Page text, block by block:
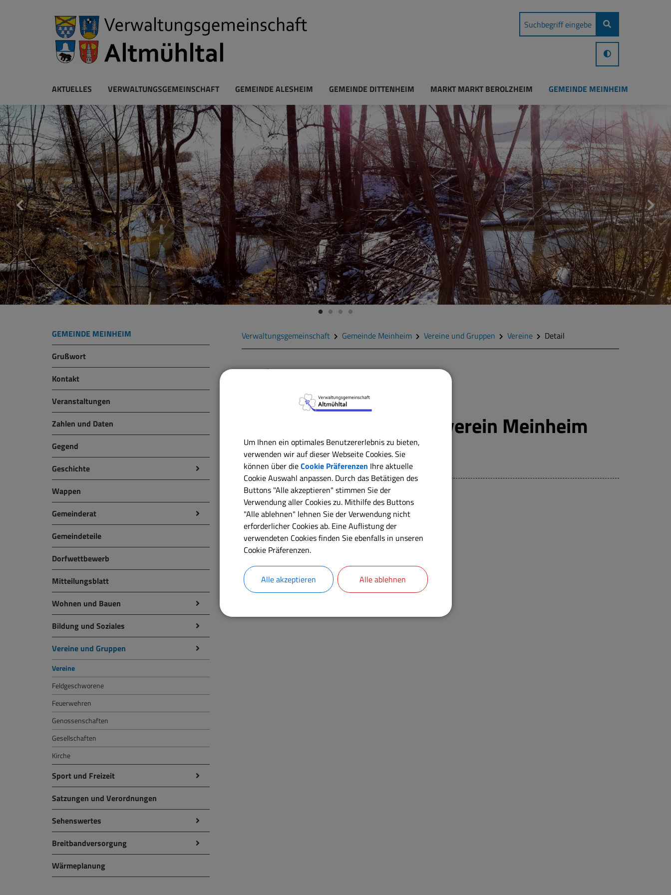
AKTUELLES VERWALTUNGSGEMEINSCHAFT GEMEINDE ALESHEIM GEMEINDE DITTENHEIM MARKT MARKT BEROLZHEIM GEMEINDE MEINHEIM
GEMEINDE MEINHEIM
Grußwort
Kontakt
Veranstaltungen
Zahlen und Daten
Gegend
Geschichte
Wappen
Gemeinderat
Gemeindeteile
Dorfwettbewerb
Mitteilungsblatt
Wohnen und Bauen
Bildung und Soziales
Vereine und Gruppen
Vereine
Feldgeschworene
Feuerwehren
Genossenschaften
Gesellschaften
Kirche
Sport und Freizeit
Satzungen und Verordnungen
Sehenswertes
Breitbandversorgung
Wärmeplanung
Verwaltungsgemeinschaft Gemeinde Meinheim Vereine und Gruppen Vereine Detail
MEINHEIM
Gartenbau- und Heimatverein Meinheim
Kontakt:
FrauChristaSinger
Anschrift
Hauptstraße6
91802Meinheim
Um Ihnen ein optimales Benutzererlebnis zu bieten,
verwenden wir auf dieser Webseite Cookies. Sie
können über dieCookie Präferenzen Ihre aktuelle
Cookie Auswahl anpassen. Durch das Betätigen des
Buttons "Alle akzeptieren" stimmen Sie der
Verwendung aller Cookies zu. Mithilfe des Buttons
"Alle ablehnen" lehnen Sie der Verwendung nicht
erforderlicher Cookies ab. Eine Auflistung der
verwendeten Cookies finden Sie ebenfalls in unseren
Cookie Präferenzen.
Alle akzeptieren Alle ablehnen